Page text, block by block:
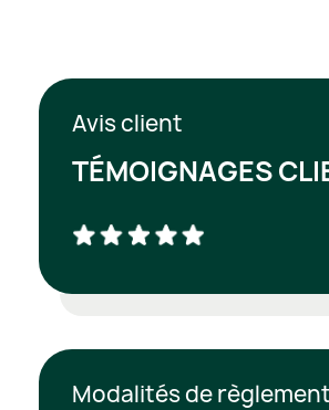
Avis client
TÉMOIGNAGES
Modalités de règlement